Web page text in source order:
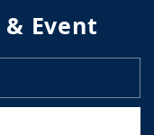
Event